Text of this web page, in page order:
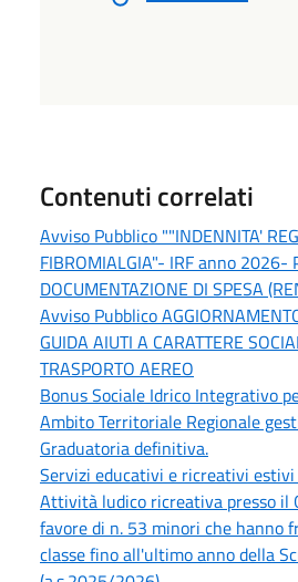
Contenuti correlati
Avviso Pubblico ""INDENNITA'
FIBROMIALGIA"- IRF anno 2026-
DOCUMENTAZIONE DI SPESA
Avviso Pubblico
GUIDA AIUTI A CARATTERE
TRASPORTO AEREO
Bonus Sociale Idrico Integrativo
Ambito Territoriale Regionale
Graduatoria definitiva.
Servizi educativi e ricreativi
Attività ludico ricreativa presso il
favore di n. 53 minori che hanno
classe fino all'ultimo anno della